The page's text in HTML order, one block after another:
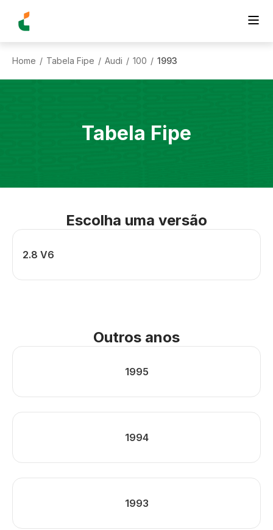
Home / Tabela Fipe / Audi / 100 / 1993
Tabela Fipe
Escolha uma versão
2.8 V6
Outros anos
1995
1994
1993